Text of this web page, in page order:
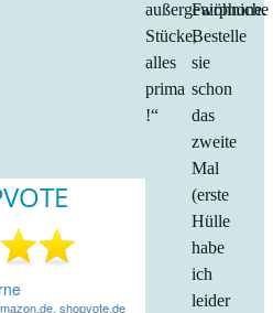
außergewöhniche
Stücke,
alles
prima
!“
Fairphone.
Bestelle
sie
schon
das
zweite
Mal
(erste
Hülle
habe
ich
leider